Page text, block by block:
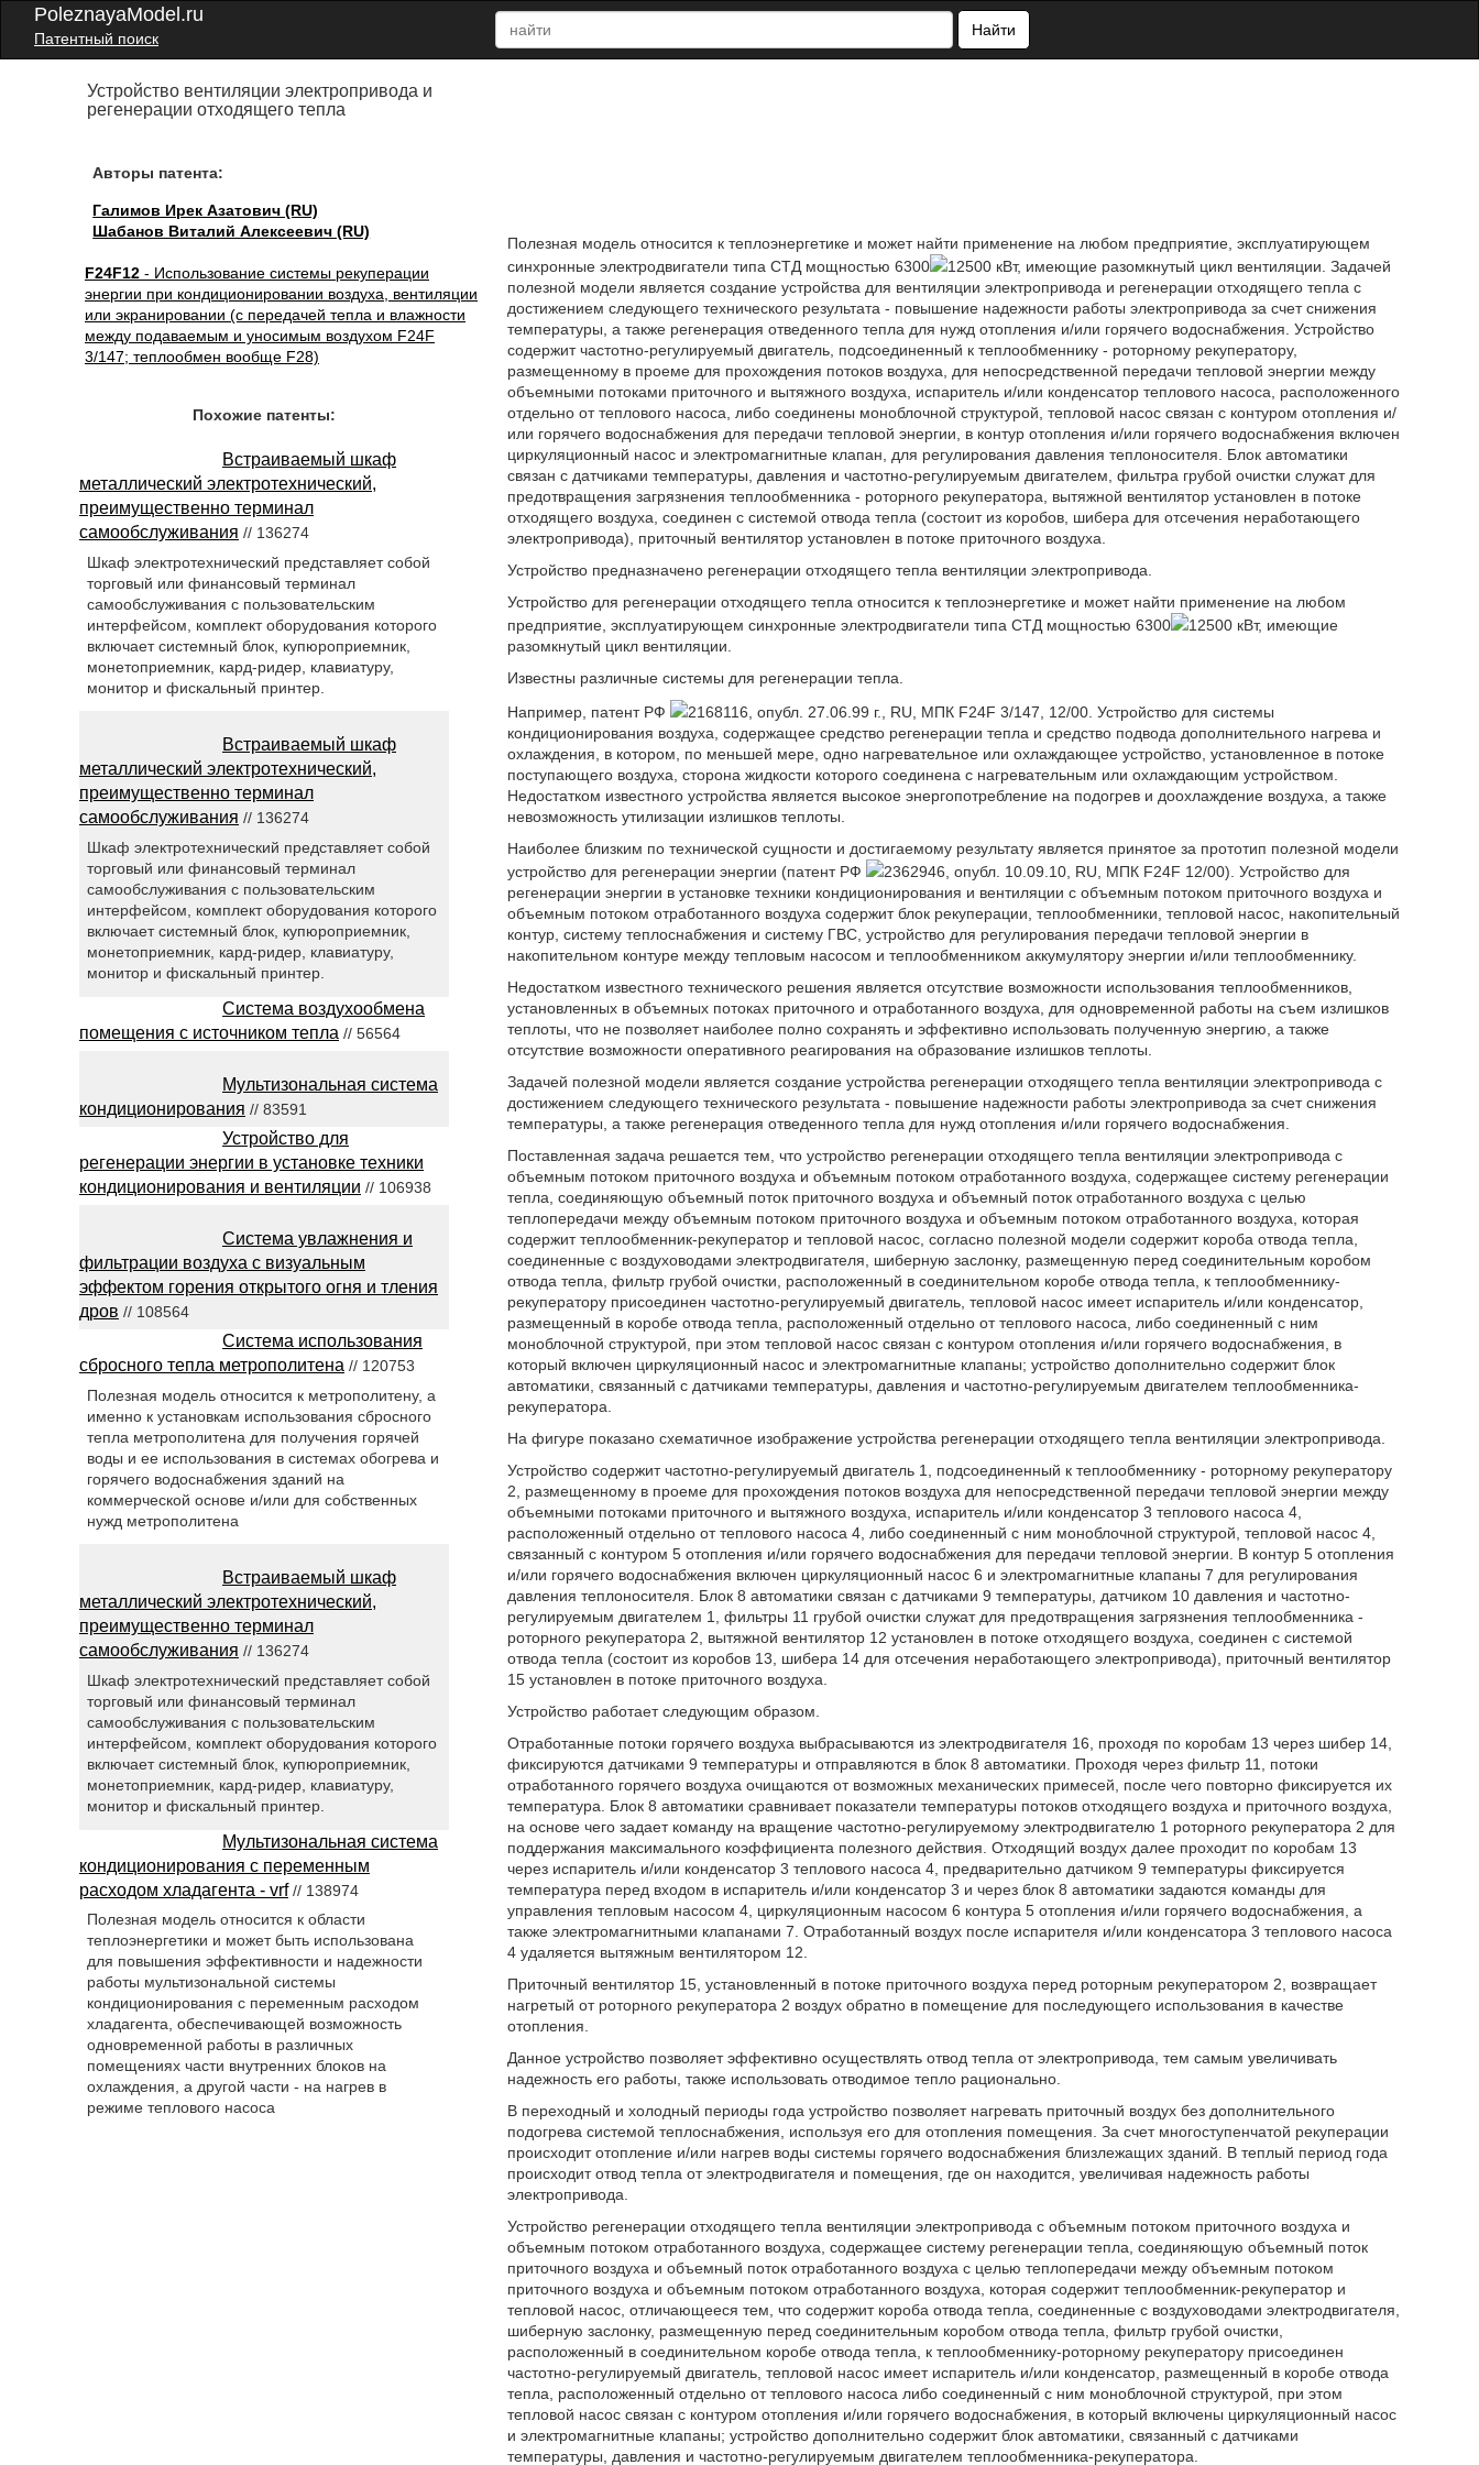
PoleznayaModel.ru
Патентный поиск
Найти
Устройство вентиляции электропривода и
регенерации отходящего тепла
Авторы патента:
Галимов Ирек Азатович (RU)
Шабанов Виталий Алексеевич (RU)
F24F12 - Использование системы рекуперации
энергии при кондиционировании воздуха, вентиляции
или экранировании (с передачей тепла и влажности
между подаваемым и уносимым воздухом F24F
3/147; теплообмен вообще F28)
Полезная модель относится к теплоэнергетике и может найти применение на любом предприятие, эксплуатирующем
синхронные электродвигатели типа СТД мощностью 6300
12500 кВт, имеющие разомкнутый цикл вентиляции. Задачей
полезной модели является создание устройства для вентиляции электропривода и регенерации отходящего тепла с
достижением следующего технического результата - повышение надежности работы электропривода за счет снижения
температуры, а также регенерация отведенного тепла для нужд отопления и/или горячего водоснабжения. Устройство
содержит частотно-регулируемый двигатель, подсоединенный к теплообменнику - роторному рекуператору,
размещенному в проеме для прохождения потоков воздуха, для непосредственной передачи тепловой энергии между
объемными потоками приточного и вытяжного воздуха, испаритель и/или конденсатор теплового насоса, расположенного
отдельно от теплового насоса, либо соединены моноблочной структурой, тепловой насос связан с контуром отопления и/
или горячего водоснабжения для передачи тепловой энергии, в контур отопления и/или горячего водоснабжения включен
циркуляционный насос и электромагнитные клапан, для регулирования давления теплоносителя. Блок автоматики
связан с датчиками температуры, давления и частотно-регулируемым двигателем, фильтра грубой очистки служат для
предотвращения загрязнения теплообменника - роторного рекуператора, вытяжной вентилятор установлен в потоке
отходящего воздуха, соединен с системой отвода тепла (состоит из коробов, шибера для отсечения неработающего
электропривода), приточный вентилятор установлен в потоке приточного воздуха.
Устройство предназначено регенерации отходящего тепла вентиляции электропривода.
Устройство для регенерации отходящего тепла относится к теплоэнергетике и может найти применение на любом
предприятие, эксплуатирующем синхронные электродвигатели типа СТД мощностью 6300
12500 кВт, имеющие
разомкнутый цикл вентиляции.
Известны различные системы для регенерации тепла.
Например, патент РФ
2168116, опубл. 27.06.99 г., RU, МПК F24F 3/147, 12/00. Устройство для системы
кондиционирования воздуха, содержащее средство регенерации тепла и средство подвода дополнительного нагрева и
охлаждения, в котором, по меньшей мере, одно нагревательное или охлаждающее устройство, установленное в потоке
поступающего воздуха, сторона жидкости которого соединена с нагревательным или охлаждающим устройством.
Недостатком известного устройства является высокое энергопотребление на подогрев и доохлаждение воздуха, а также
невозможность утилизации излишков теплоты.
Наиболее близким по технической сущности и достигаемому результату является принятое за прототип полезной модели
устройство для регенерации энергии (патент РФ
2362946, опубл. 10.09.10, RU, МПК F24F 12/00). Устройство для
регенерации энергии в установке техники кондиционирования и вентиляции с объемным потоком приточного воздуха и
объемным потоком отработанного воздуха содержит блок рекуперации, теплообменники, тепловой насос, накопительный
контур, систему теплоснабжения и систему ГВС, устройство для регулирования передачи тепловой энергии в
накопительном контуре между тепловым насосом и теплообменником аккумулятору энергии и/или теплообменнику.
Недостатком известного технического решения является отсутствие возможности использования теплообменников,
установленных в объемных потоках приточного и отработанного воздуха, для одновременной работы на съем излишков
теплоты, что не позволяет наиболее полно сохранять и эффективно использовать полученную энергию, а также
отсутствие возможности оперативного реагирования на образование излишков теплоты.
Задачей полезной модели является создание устройства регенерации отходящего тепла вентиляции электропривода с
достижением следующего технического результата - повышение надежности работы электропривода за счет снижения
температуры, а также регенерация отведенного тепла для нужд отопления и/или горячего водоснабжения.
Поставленная задача решается тем, что устройство регенерации отходящего тепла вентиляции электропривода с
объемным потоком приточного воздуха и объемным потоком отработанного воздуха, содержащее систему регенерации
тепла, соединяющую объемный поток приточного воздуха и объемный поток отработанного воздуха с целью
теплопередачи между объемным потоком приточного воздуха и объемным потоком отработанного воздуха, которая
содержит теплообменник-рекуператор и тепловой насос, согласно полезной модели содержит короба отвода тепла,
соединенные с воздуховодами электродвигателя, шиберную заслонку, размещенную перед соединительным коробом
отвода тепла, фильтр грубой очистки, расположенный в соединительном коробе отвода тепла, к теплообменнику-
рекуператору присоединен частотно-регулируемый двигатель, тепловой насос имеет испаритель и/или конденсатор,
размещенный в коробе отвода тепла, расположенный отдельно от теплового насоса, либо соединенный с ним
моноблочной структурой, при этом тепловой насос связан с контуром отопления и/или горячего водоснабжения, в
который включен циркуляционный насос и электромагнитные клапаны; устройство дополнительно содержит блок
автоматики, связанный с датчиками температуры, давления и частотно-регулируемым двигателем теплообменника-
рекуператора.
На фигуре показано схематичное изображение устройства регенерации отходящего тепла вентиляции электропривода.
Устройство содержит частотно-регулируемый двигатель 1, подсоединенный к теплообменнику - роторному рекуператору
2, размещенному в проеме для прохождения потоков воздуха для непосредственной передачи тепловой энергии между
объемными потоками приточного и вытяжного воздуха, испаритель и/или конденсатор 3 теплового насоса 4,
расположенный отдельно от теплового насоса 4, либо соединенный с ним моноблочной структурой, тепловой насос 4,
связанный с контуром 5 отопления и/или горячего водоснабжения для передачи тепловой энергии. В контур 5 отопления
и/или горячего водоснабжения включен циркуляционный насос 6 и электромагнитные клапаны 7 для регулирования
давления теплоносителя. Блок 8 автоматики связан с датчиками 9 температуры, датчиком 10 давления и частотно-
регулируемым двигателем 1, фильтры 11 грубой очистки служат для предотвращения загрязнения теплообменника -
роторного рекуператора 2, вытяжной вентилятор 12 установлен в потоке отходящего воздуха, соединен с системой
отвода тепла (состоит из коробов 13, шибера 14 для отсечения неработающего электропривода), приточный вентилятор
15 установлен в потоке приточного воздуха.
Устройство работает следующим образом.
Отработанные потоки горячего воздуха выбрасываются из электродвигателя 16, проходя по коробам 13 через шибер 14,
фиксируются датчиками 9 температуры и отправляются в блок 8 автоматики. Проходя через фильтр 11, потоки
отработанного горячего воздуха очищаются от возможных механических примесей, после чего повторно фиксируется их
температура. Блок 8 автоматики сравнивает показатели температуры потоков отходящего воздуха и приточного воздуха,
на основе чего задает команду на вращение частотно-регулируемому электродвигателю 1 роторного рекуператора 2 для
поддержания максимального коэффициента полезного действия. Отходящий воздух далее проходит по коробам 13
через испаритель и/или конденсатор 3 теплового насоса 4, предварительно датчиком 9 температуры фиксируется
температура перед входом в испаритель и/или конденсатор 3 и через блок 8 автоматики задаются команды для
управления тепловым насосом 4, циркуляционным насосом 6 контура 5 отопления и/или горячего водоснабжения, а
также электромагнитными клапанами 7. Отработанный воздух после испарителя и/или конденсатора 3 теплового насоса
4 удаляется вытяжным вентилятором 12.
Приточный вентилятор 15, установленный в потоке приточного воздуха перед роторным рекуператором 2, возвращает
нагретый от роторного рекуператора 2 воздух обратно в помещение для последующего использования в качестве
отопления.
Данное устройство позволяет эффективно осуществлять отвод тепла от электропривода, тем самым увеличивать
надежность его работы, также использовать отводимое тепло рационально.
В переходный и холодный периоды года устройство позволяет нагревать приточный воздух без дополнительного
подогрева системой теплоснабжения, используя его для отопления помещения. За счет многоступенчатой рекуперации
происходит отопление и/или нагрев воды системы горячего водоснабжения близлежащих зданий. В теплый период года
происходит отвод тепла от электродвигателя и помещения, где он находится, увеличивая надежность работы
электропривода.
Устройство регенерации отходящего тепла вентиляции электропривода с объемным потоком приточного воздуха и
объемным потоком отработанного воздуха, содержащее систему регенерации тепла, соединяющую объемный поток
приточного воздуха и объемный поток отработанного воздуха с целью теплопередачи между объемным потоком
приточного воздуха и объемным потоком отработанного воздуха, которая содержит теплообменник-рекуператор и
тепловой насос, отличающееся тем, что содержит короба отвода тепла, соединенные с воздуховодами электродвигателя,
шиберную заслонку, размещенную перед соединительным коробом отвода тепла, фильтр грубой очистки,
расположенный в соединительном коробе отвода тепла, к теплообменнику-роторному рекуператору присоединен
частотно-регулируемый двигатель, тепловой насос имеет испаритель и/или конденсатор, размещенный в коробе отвода
тепла, расположенный отдельно от теплового насоса либо соединенный с ним моноблочной структурой, при этом
тепловой насос связан с контуром отопления и/или горячего водоснабжения, в который включены циркуляционный насос
и электромагнитные клапаны; устройство дополнительно содержит блок автоматики, связанный с датчиками
температуры, давления и частотно-регулируемым двигателем теплообменника-рекуператора.
Похожие патенты:
Встраиваемый шкаф
металлический электротехнический,
преимущественно терминал
самообслуживания // 136274
Шкаф электротехнический представляет собой
торговый или финансовый терминал
самообслуживания с пользовательским
интерфейсом, комплект оборудования которого
включает системный блок, купюроприемник,
монетоприемник, кард-ридер, клавиатуру,
монитор и фискальный принтер.
Встраиваемый шкаф
металлический электротехнический,
преимущественно терминал
самообслуживания // 136274
Шкаф электротехнический представляет собой
торговый или финансовый терминал
самообслуживания с пользовательским
интерфейсом, комплект оборудования которого
включает системный блок, купюроприемник,
монетоприемник, кард-ридер, клавиатуру,
монитор и фискальный принтер.
Система воздухообмена
помещения с источником тепла // 56564
Мультизональная система
кондиционирования // 83591
Устройство для
регенерации энергии в установке техники
кондиционирования и вентиляции // 106938
Система увлажнения и
фильтрации воздуха с визуальным
эффектом горения открытого огня и тления
дров // 108564
Система использования
сбросного тепла метрополитена // 120753
Полезная модель относится к метрополитену, а
именно к установкам использования сбросного
тепла метрополитена для получения горячей
воды и ее использования в системах обогрева и
горячего водоснабжения зданий на
коммерческой основе и/или для собственных
нужд метрополитена
Встраиваемый шкаф
металлический электротехнический,
преимущественно терминал
самообслуживания // 136274
Шкаф электротехнический представляет собой
торговый или финансовый терминал
самообслуживания с пользовательским
интерфейсом, комплект оборудования которого
включает системный блок, купюроприемник,
монетоприемник, кард-ридер, клавиатуру,
монитор и фискальный принтер.
Мультизональная система
кондиционирования с переменным
расходом хладагента - vrf// 138974
Полезная модель относится к области
теплоэнергетики и может быть использована
для повышения эффективности и надежности
работы мультизональной системы
кондиционирования с переменным расходом
хладагента, обеспечивающей возможность
одновременной работы в различных
помещениях части внутренних блоков на
охлаждения, а другой части - на нагрев в
режиме теплового насоса